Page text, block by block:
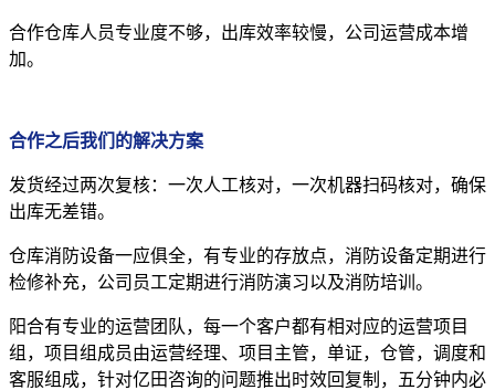
合作仓库人员专业度不够，出库效率较慢，公司运营成本增
加。
合作之后我们的解决方案
发货经过两次复核：一次人工核对，一次机器扫码核对，确保
出库无差错。
仓库消防设备一应俱全，有专业的存放点，消防设备定期进行
检修补充，公司员工定期进行消防演习以及消防培训。
阳合有专业的运营团队，每一个客户都有相对应的运营项目
组，项目组成员由运营经理、项目主管，单证，仓管，调度和
客服组成，针对亿田咨询的问题推出时效回复制，五分钟内必